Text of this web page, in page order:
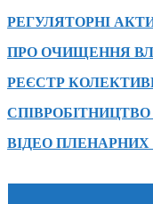
РЕГУЛЯТОРНІ
ПРО ОЧИЩЕННЯ
РЕЄСТР
ВІДЕО ПЛЕНАРНИХ